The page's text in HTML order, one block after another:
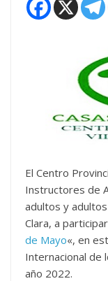
El Centro
Instructores de
adultos y
Clara, a
de Mayo«, en
Internacional de
año 2022.